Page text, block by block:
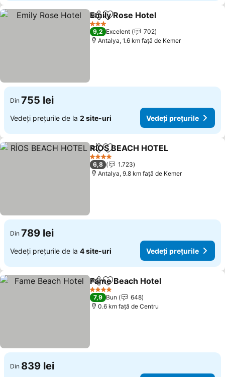
DistribuițiAdăugaţi la favorite
Emily Rose Hotel
3 Stele
9,2 Excelent
702
Antalya, 1.6 km faţă de Kemer
Din 755 lei
Vedeți prețurile de la 2 site-uri Vedeți prețurile
DistribuițiAdăugaţi la favorite
RİOS BEACH HOTEL
4 Stele
6,8
1.723
Antalya, 9.8 km faţă de Kemer
Din 789 lei
Vedeți prețurile de la 4 site-uri Vedeți prețurile
DistribuițiAdăugaţi la favorite
Fame Beach Hotel
4 Stele
7,9 Bun
648
0.6 km faţă de Centru
Din 839 lei